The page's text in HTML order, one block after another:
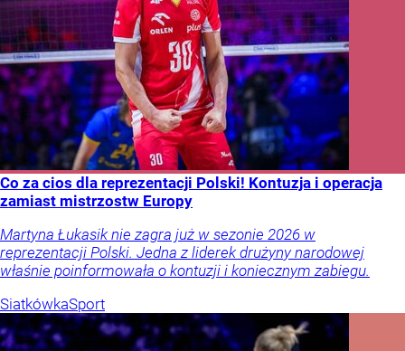
Co za cios dla reprezentacji Polski! Kontuzja i operacja
zamiast mistrzostw Europy
Martyna Łukasik nie zagra już w sezonie 2026 w
reprezentacji Polski. Jedna z liderek drużyny narodowej
właśnie poinformowała o kontuzji i koniecznym zabiegu.
SiatkówkaSport